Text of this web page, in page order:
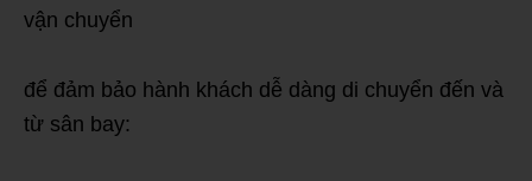
vận chuyển
để đảm bảo hành khách dễ dàng di chuyển đến và
từ sân bay: